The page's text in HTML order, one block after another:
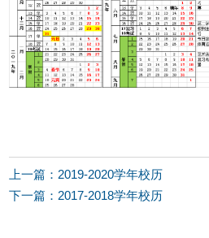
上一篇：2019-2020学年校历
下一篇：2017-2018学年校历